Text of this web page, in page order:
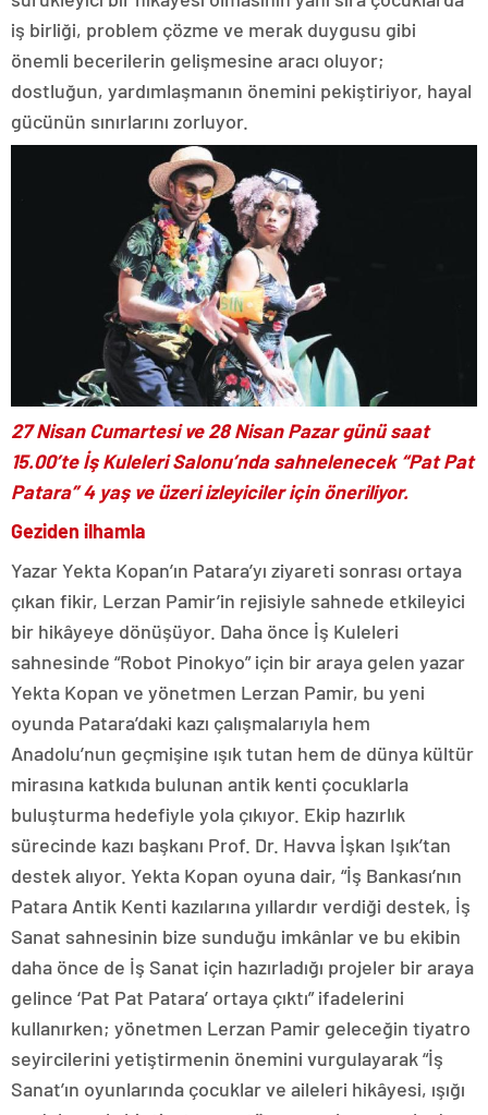
iş birliği, problem çözme ve merak duygusu gibi
önemli becerilerin gelişmesine aracı oluyor;
dostluğun, yardımlaşmanın önemini pekiştiriyor, hayal
gücünün sınırlarını zorluyor.
27 Nisan Cumartesi ve 28 Nisan Pazar günü saat
15.00’te İş Kuleleri Salonu’nda sahnelenecek “Pat Pat
Patara” 4 yaş ve üzeri izleyiciler için öneriliyor.
Geziden ilhamla
Yazar Yekta Kopan’ın Patara’yı ziyareti sonrası ortaya
çıkan fikir, Lerzan Pamir’in rejisiyle sahnede etkileyici
bir hikâyeye dönüşüyor. Daha önce İş Kuleleri
sahnesinde “Robot Pinokyo” için bir araya gelen yazar
Yekta Kopan ve yönetmen Lerzan Pamir, bu yeni
oyunda Patara’daki kazı çalışmalarıyla hem
Anadolu’nun geçmişine ışık tutan hem de dünya kültür
mirasına katkıda bulunan antik kenti çocuklarla
buluşturma hedefiyle yola çıkıyor. Ekip hazırlık
sürecinde kazı başkanı Prof. Dr. Havva İşkan Işık’tan
destek alıyor. Yekta Kopan oyuna dair, “İş Bankası’nın
Patara Antik Kenti kazılarına yıllardır verdiği destek, İş
Sanat sahnesinin bize sunduğu imkânlar ve bu ekibin
daha önce de İş Sanat için hazırladığı projeler bir araya
gelince ‘Pat Pat Patara’ ortaya çıktı” ifadelerini
kullanırken; yönetmen Lerzan Pamir geleceğin tiyatro
seyircilerini yetiştirmenin önemini vurgulayarak “İş
Sanat’ın oyunlarında çocuklar ve aileleri hikâyesi, ışığı